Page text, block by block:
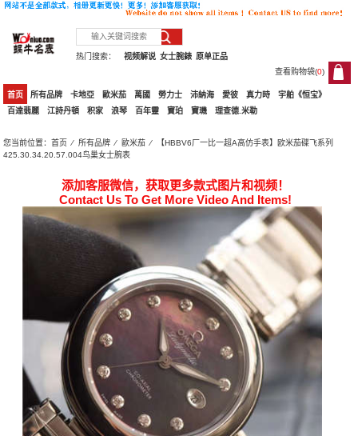
热门搜索： 原单正品
女士腕錶
视频解说
查看购物袋(0)
0
首页 所有品牌 卡地亞 歐米茄 萬國 勞力士 沛納海 愛彼 真力時
宇舶《恒宝》
百達翡麗
江詩丹頓 积家 浪琴 百年靈 寶珀 寶璣 理查德.米勒
您当前位置：首页 ⁄所有品牌 ⁄ 歐米茄 ⁄ 【HBBV6厂一比一超A高仿手表】欧米茄碟飞系列
425.30.34.20.57.004鸟巢女士腕表
添加客服微信，获取更多款式图片和视频！
Contact Us To Get More Video And Items!